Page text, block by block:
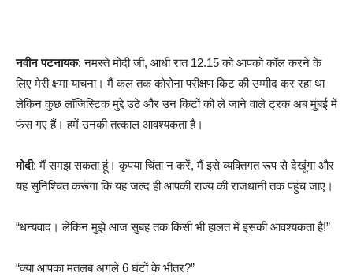
नवीन पटनायक: नमस्ते मोदी जी, आधी रात 12.15 को आपको कॉल करने के
लिए मेरी क्षमा याचना। मैं कल तक कोरोना परीक्षण किट की उम्मीद कर रहा था
लेकिन कुछ लॉजिस्टिक मुद्दे उठे और उन किटों को ले जाने वाले ट्रक अब मुंबई में
फंस गए हैं। हमें उनकी तत्काल आवश्यकता है।
मोदी: मैं समझ सकता हूं। कृपया चिंता न करें, मैं इसे व्यक्तिगत रूप से देखूंगा और
यह सुनिश्चित करूंगा कि यह जल्द ही आपकी राज्य की राजधानी तक पहुंच जाए।
“धन्यवाद। लेकिन मुझे आज सुबह तक किसी भी हालत में इसकी आवश्यकता है!”
“क्या आपका मतलब अगले 6 घंटों के भीतर?”